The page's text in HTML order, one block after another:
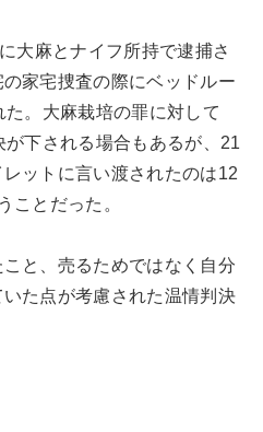
大麻とナイフ所持で逮捕さ
家宅捜査の際にベッドルー
。大麻栽培の罪に対して
下される場合もあるが、21
ットに言い渡されたのは12
ことだった。
と、売るためではなく自分
た点が考慮された温情判決